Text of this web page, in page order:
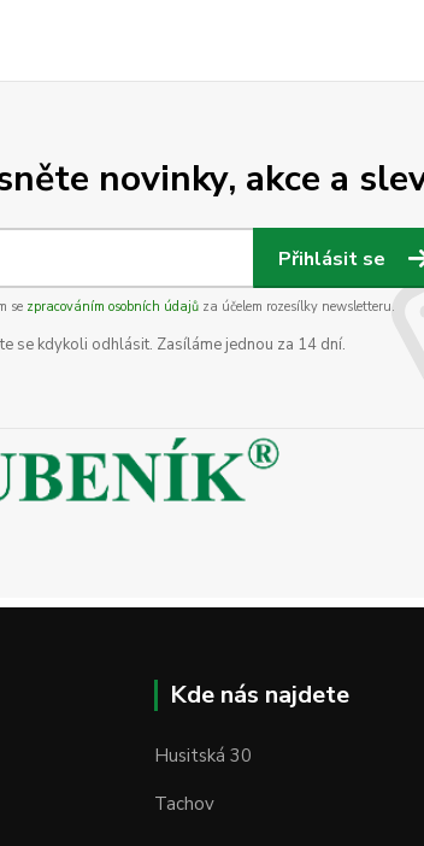
novinky, akce a
Přihlásit se
se zpracováním osobních údajůza účelem rozesílky newsletteru.
se kdykoli odhlásit. Zasíláme jednou za 14 dní.
Kde nás najdete
Husitská 30
Tachov